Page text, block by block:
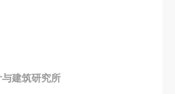
建筑研究所